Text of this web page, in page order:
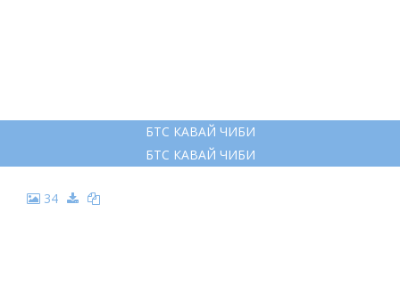
БТС КАВАЙ ЧИБИ
БТС КАВАЙ ЧИБИ
34